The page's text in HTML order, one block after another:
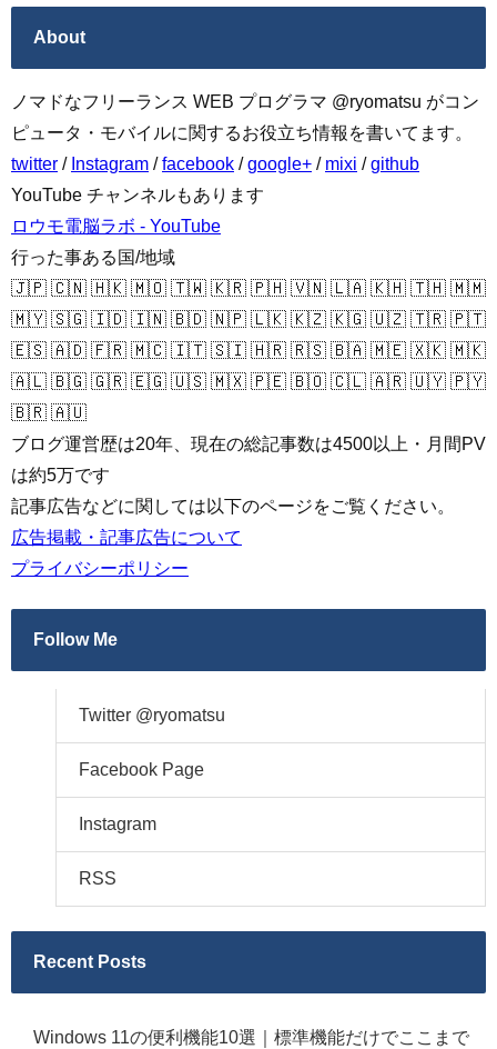
About
ノマドなフリーランス WEB プログラマ @ryomatsu がコン
ピュータ・モバイルに関するお役立ち情報を書いてます。
twitter / Instagram /facebook /google+ / mixi /github
YouTube チャンネルもあります
ロウモ電脳ラボ - YouTube
行った事ある国/地域
🇯🇵 🇨🇳 🇭🇰 🇲🇴 🇹🇼 🇰🇷 🇵🇭 🇻🇳 🇱🇦 🇰🇭 🇹🇭 🇲🇲
🇲🇾 🇸🇬 🇮🇩 🇮🇳 🇧🇩 🇳🇵 🇱🇰 🇰🇿 🇰🇬 🇺🇿 🇹🇷 🇵🇹
🇪🇸 🇦🇩 🇫🇷 🇲🇨 🇮🇹 🇸🇮 🇭🇷 🇷🇸 🇧🇦 🇲🇪 🇽🇰 🇲🇰
🇦🇱 🇧🇬 🇬🇷 🇪🇬 🇺🇸 🇲🇽 🇵🇪 🇧🇴 🇨🇱 🇦🇷 🇺🇾 🇵🇾
🇧🇷 🇦🇺
ブログ運営歴は20年、現在の総記事数は4500以上・月間PV
は約5万です
記事広告などに関しては以下のページをご覧ください。
広告掲載・記事広告について
プライバシーポリシー
Follow Me
Twitter @ryomatsu
Facebook Page
Instagram
RSS
Recent Posts
Windows 11の便利機能10選｜標準機能だけでここまで